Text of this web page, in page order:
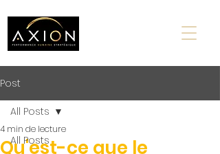
Post
All Posts
All Posts
Qu'est-ce que le
4 min de lecture